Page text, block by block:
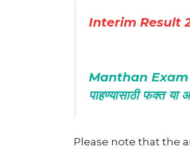
Interim Result
Manthan Exam
पाहण्यासाठी फक्त या
Please note that the